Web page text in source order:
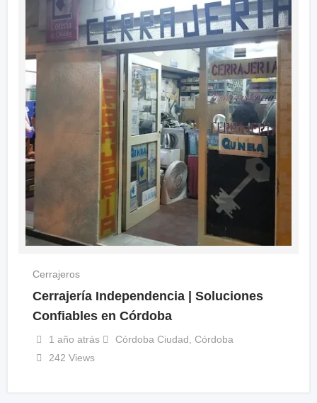
Cerrajeros
Cerrajería Independencia | Soluciones
Confiables en Córdoba
1 año atrás Córdoba Ciudad, Córdoba
242 Views